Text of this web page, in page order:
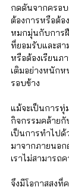
กดดันจากครอ
ต้องการหรือต้อ
หมกมุ่นกับการ
ที่ยอมรับและส
หรือต้องเรียนภ
เติมอย่างหนักห
รอบข้าง
แม้จะเป็นการทุ่
กิจกรรมคล้าย
เป็นการทำไปด้
มาจากภายนอ
เราไม่สามารถ
จึงมีโอกาสสูงที่